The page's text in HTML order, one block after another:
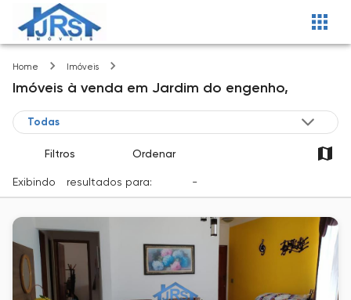
Home Imóveis
Imóveis à venda em Jardim do engenho,
Filtros Ordenar
Exibindo resultados para: -